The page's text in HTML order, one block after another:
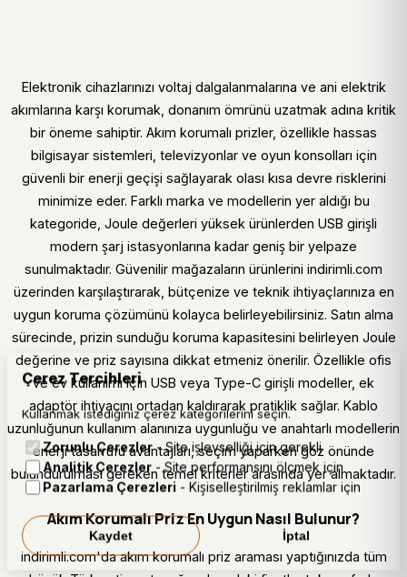
Elektronik cihazlarınızı voltaj dalgalanmalarına ve ani elektrik
akımlarına karşı korumak, donanım ömrünü uzatmak adına kritik
bir öneme sahiptir. Akım korumalı prizler, özellikle hassas
bilgisayar sistemleri, televizyonlar ve oyun konsolları için
güvenli bir enerji geçişi sağlayarak olası kısa devre risklerini
minimize eder. Farklı marka ve modellerin yer aldığı bu
kategoride, Joule değerleri yüksek ürünlerden USB girişli
modern şarj istasyonlarına kadar geniş bir yelpaze
sunulmaktadır. Güvenilir mağazaların ürünlerini indirimli.com
üzerinden karşılaştırarak, bütçenize ve teknik ihtiyaçlarınıza en
uygun koruma çözümünü kolayca belirleyebilirsiniz. Satın alma
sürecinde, prizin sunduğu koruma kapasitesini belirleyen Joule
değerine ve priz sayısına dikkat etmeniz önerilir. Özellikle ofis
ve ev kullanımı için USB veya Type-C girişli modeller, ek
adaptör ihtiyacını ortadan kaldırarak pratiklik sağlar. Kablo
uzunluğunun kullanım alanınıza uygunluğu ve anahtarlı modellerin
enerji tasarrufu avantajları, seçim yaparken göz önünde
bulundurulması gereken temel kriterler arasında yer almaktadır.
Akım Korumalı Priz En Uygun Nasıl Bulunur?
indirimli.com'da akım korumalı priz araması yaptığınızda tüm
Çerez Tercihleri
Kullanmak istediğiniz çerez kategorilerini seçin.
Zorunlu Çerezler- Site işlevselliği için gerekli
Analitik Çerezler - Site performansını ölçmek için
Pazarlama Çerezleri - Kişiselleştirilmiş reklamlar için
Kaydet İptal